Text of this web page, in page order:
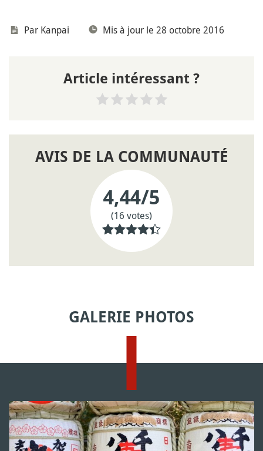
Par Kanpai Mis à jour le 28 octobre 2016
Article intéressant ?
AVIS DE LA COMMUNAUTÉ
4,44/5
(16 votes)
GALERIE PHOTOS